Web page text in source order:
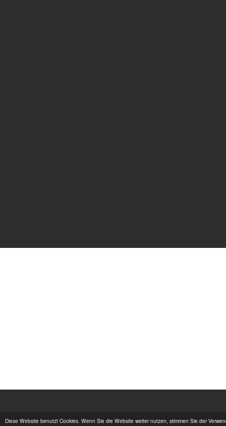
Diese Website benutzt Cookies. Wenn Sie die Website weiter nutzen, stimmen Sie der